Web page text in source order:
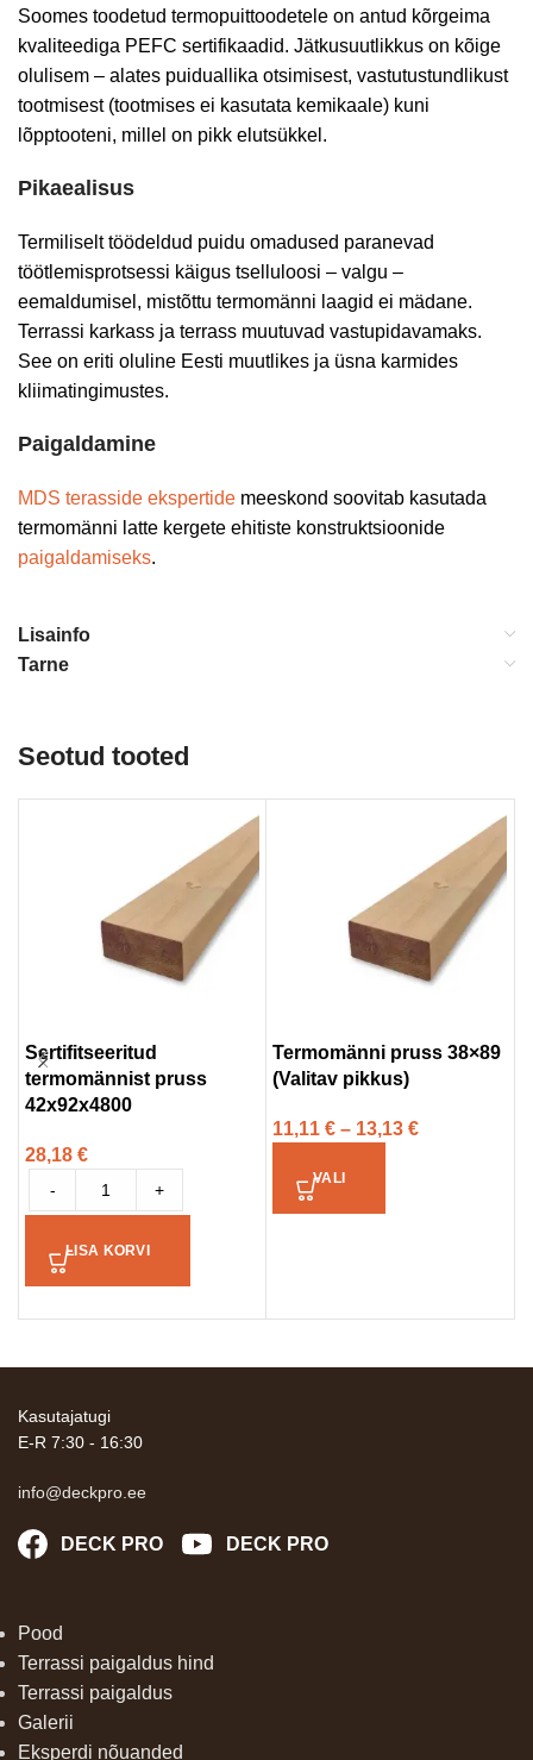
Soomes toodetud termopuittoodetele on antud kõrgeima
kvaliteediga PEFC sertifikaadid. Jätkusuutlikkus on kõige
olulisem – alates puiduallika otsimisest, vastutustundlikust
tootmisest (tootmises ei kasutata kemikaale) kuni
lõpptooteni, millel on pikk elutsükkel.
Pikaealisus
Termiliselt töödeldud puidu omadused paranevad
töötlemisprotsessi käigus tselluloosi – valgu –
eemaldumisel, mistõttu termomänni laagid ei mädane.
Terrassi karkass ja terrass muutuvad vastupidavamaks.
See on eriti oluline Eesti muutlikes ja üsna karmides
kliimatingimustes.
Paigaldamine
MDS terasside ekspertide meeskond soovitab kasutada
termomänni latte kergete ehitiste konstruktsioonide
paigaldamiseks.
Lisainfo
Tarne
Seotud tooted
Sertifitseeritud
termomännist pruss
42x92x4800
28,18 €
- +
LISA KORVI
Termomänni pruss 38×89
(Valitav pikkus)
11,11 € – 13,13 €
VALI
Kasutajatugi
E-R 7:30 - 16:30
info@deckpro.ee
DECK PRO DECK PRO
Pood
Terrassi paigaldus hind
Terrassi paigaldus
Galerii
Eksperdi nõuanded